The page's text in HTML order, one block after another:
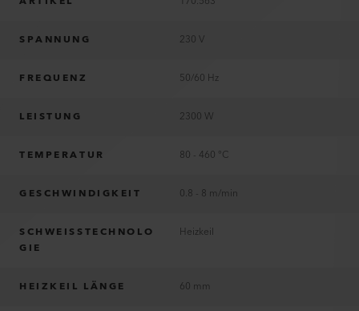
SPANNUNG 230 V
FREQUENZ 50/60 Hz
LEISTUNG 2300 W
TEMPERATUR 80 - 460 °C
GESCHWINDIGKEIT 0.8 - 8 m/min
SCHWEISSTECHNOLO
GIE
Heizkeil
HEIZKEIL LÄNGE 60 mm